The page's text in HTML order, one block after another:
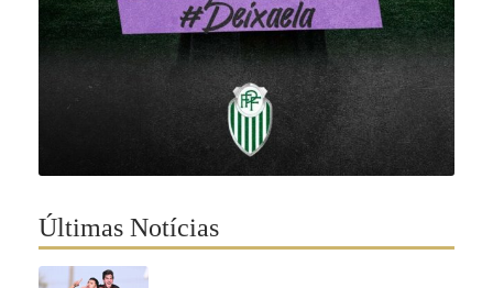
Últimas Notícias